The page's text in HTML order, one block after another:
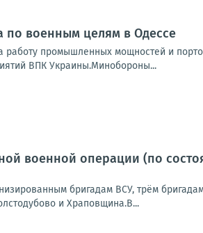
по военным целям в Одессе
работу промышленных мощностей и
ВПК Украины.Минобороны...
военной операции (по
бригадам ВСУ, трём
и Храповщина.В...